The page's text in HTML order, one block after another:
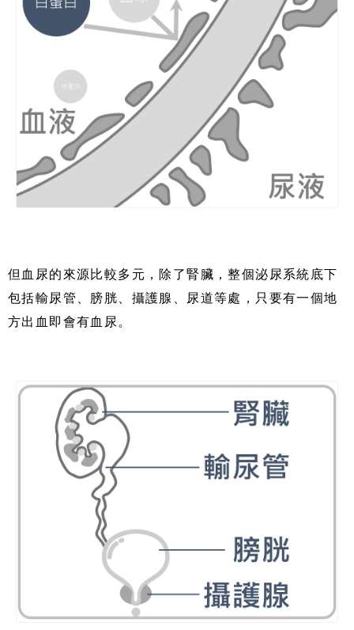
但血尿的來源比較多元，除了腎臟，整個泌尿系統底下
包括輸尿管、膀胱、攝護腺、尿道等處，只要有一個地
方出血即會有血尿。